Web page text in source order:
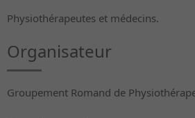
Physiothérapeutes et médecins.
Organisateur
Groupement Romand de